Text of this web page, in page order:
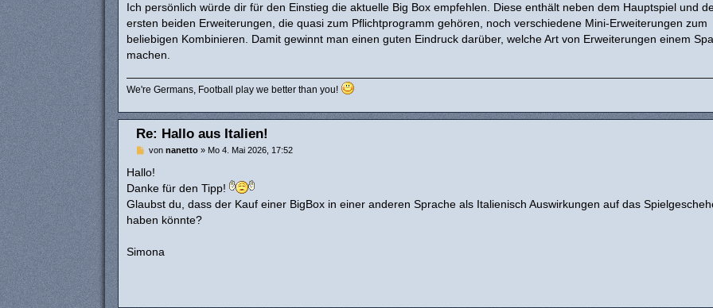
Ich persönlich würde dir für den Einstieg die aktuelle Big Box empfehlen. Diese enthält neben dem Hauptspiel und
ersten beiden Erweiterungen, die quasi zum Pflichtprogramm gehören, noch verschiedene Mini-Erweiterungen zum
beliebigen Kombinieren. Damit gewinnt man einen guten Eindruck darüber, welche Art von Erweiterungen einem
machen.
We're Germans, Football play we better than you!
Re: Hallo aus Italien!
B
i
r
a
g
von nanetto» Mo 4. Mai 2026, 17:52
Hallo!
Danke für den Tipp!
Glaubst du, dass der Kauf einer BigBox in einer anderen Sprache als Italienisch Auswirkungen auf das
haben könnte?
Simona